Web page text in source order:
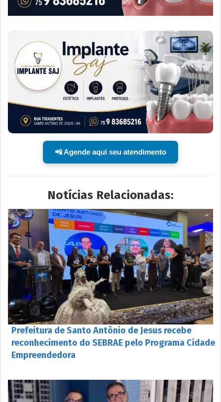
📲 Agende aqui seu atendimento
Notícias Relacionadas:
Prefeitura de Santo Antônio de Jesus recebe
reconhecimento do SEBRAE pelo Programa Cidade
Empreendedora